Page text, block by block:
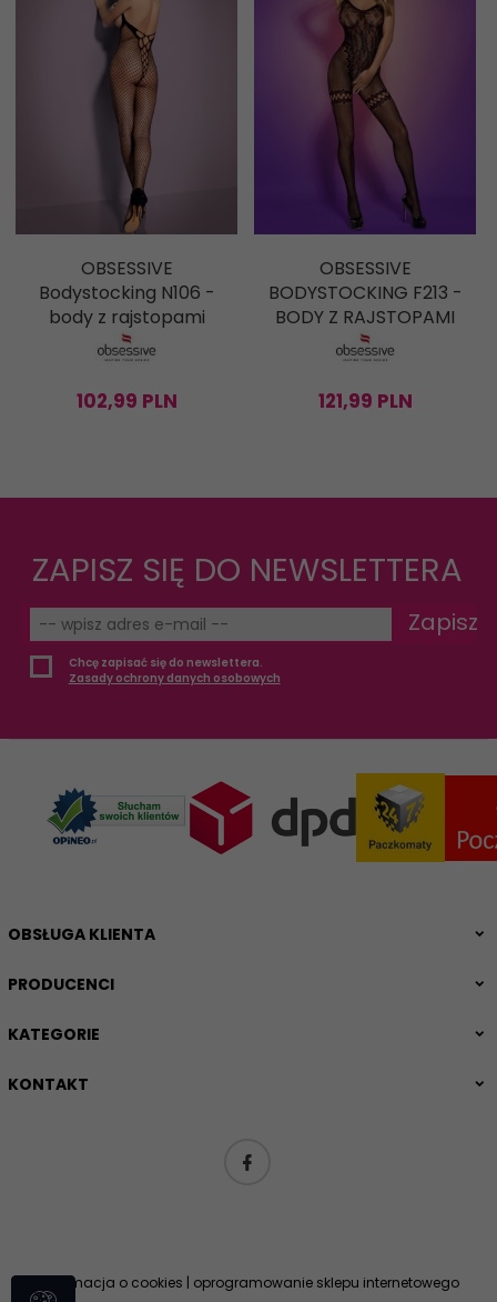
OBSESSIVE
Bodystocking N106 -
body z rajstopami
102,99 PLN
OBSESSIVE
BODYSTOCKING F213 -
BODY Z RAJSTOPAMI
121,99 PLN
ZAPISZ SIĘ DO NEWSLETTERA
Zapisz
Chcę zapisać się do newslettera.
Zasady ochrony danych osobowych
OBSŁUGA KLIENTA
PRODUCENCI
KATEGORIE
KONTAKT
Informacja o cookies | oprogramowanie sklepu internetowego